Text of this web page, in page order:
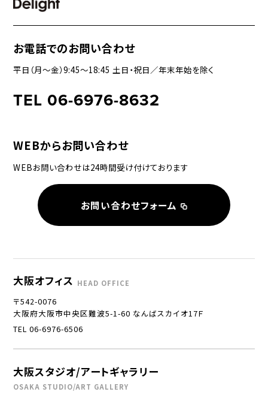
お電話でのお問い合わせ
平日（月〜金）9:45〜18:45 土日・祝日／年末年始を除く
TEL 06-6976-8632
WEBからお問い合わせ
WEBお問い合わせは24時間受け付けております
お問い合わせフォーム
大阪オフィス HEAD OFFICE
〒542-0076
大阪府大阪市中央区難波5-1-60 なんばスカイオ17Ｆ
TEL 06-6976-6506
大阪スタジオ/アートギャラリー
OSAKA STUDIO/ART GALLERY